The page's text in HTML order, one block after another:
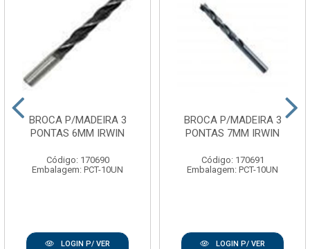
BROCA P/MADEIRA 3
PONTAS 6MM IRWIN
Código: 170690
Embalagem: PCT-10UN
LOGIN P/ VER
BROCA P/MADEIRA 3
PONTAS 7MM IRWIN
Código: 170691
Embalagem: PCT-10UN
LOGIN P/ VER